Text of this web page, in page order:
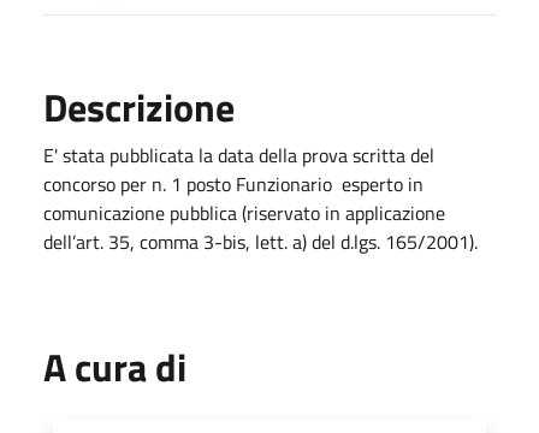
Descrizione
E' stata pubblicata la data della prova scritta del
concorso per n. 1 posto Funzionario esperto in
comunicazione pubblica (riservato in applicazione
dell’art. 35, comma 3-bis, lett. a) del d.lgs. 165/2001).
A cura di